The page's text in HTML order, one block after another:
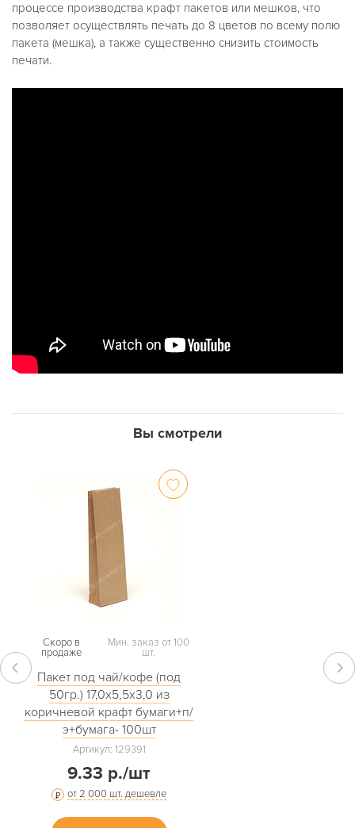
процессе производства крафт пакетов или мешков, что
позволяет осуществлять печать до 8 цветов по всему полю
пакета (мешка), а также существенно снизить стоимость
печати.
Вы смотрели
Скоро в
продаже
Мин. заказ от 100
шт.
Пакет под чай/кофе (под
50гр.) 17,0х5,5х3,0 из
коричневой крафт бумаги+п/
э+бумага- 100шт
Артикул: 129391
9.33 р./шт
от 2 000 шт. дешевле